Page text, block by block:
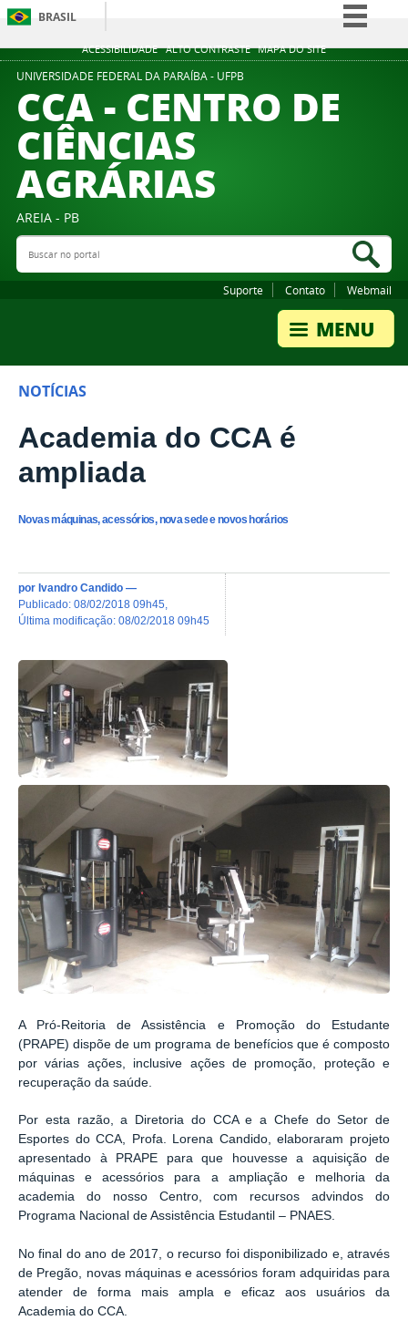
ACESSIBILIDADE ALTO CONTRASTE MAPA DO SITE
BRASIL
Simplifique!
Participe
UNIVERSIDADE FEDERAL DA PARAÍBA - UFPB
CCA - CENTRO DE
CIÊNCIAS
AGRÁRIAS
AREIA - PB
Buscar no portal
Suporte Contato Webmail
NOTÍCIAS
Academia do CCA é
ampliada
Novas máquinas, acessórios, nova sede e novos horários
por Ivandro Candido —
publicado: 08/02/2018 09h45
última modificação: 08/02/2018 09h45
A Pró-Reitoria de Assistência e Promoção do Estudante
(PRAPE) dispõe de um programa de benefícios que é composto
por várias ações, inclusive ações de promoção, proteção e
recuperação da saúde.
Por esta razão, a Diretoria do CCA e a Chefe do Setor de
Esportes do CCA, Profa. Lorena Candido, elaboraram projeto
apresentado à PRAPE para que houvesse a aquisição de
máquinas e acessórios para a ampliação e melhoria da
academia do nosso Centro, com recursos advindos do
Programa Nacional de Assistência Estudantil – PNAES.
No final do ano de 2017, o recurso foi disponibilizado e, através
de Pregão, novas máquinas e acessórios foram adquiridas para
atender de forma mais ampla e eficaz aos usuários da
Academia do CCA.